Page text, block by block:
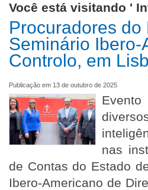
Você está visitando '
Procuradores
Seminário
Controlo, em
Publicação em 13 de outubro de 2025
nas
de Contas do Estado
Ibero-Americano de